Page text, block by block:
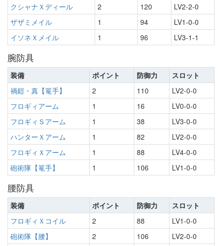
クシャナＸディール
2 120
LV2-2-0
ザザミメイル
1 94
LV1-0-0
イソネＸメイル
1 96 LV3-1-1
腕防具
装備 ポイント 防御力
スロット
禍鎧・真【篭手】
2 110
LV2-0-0
フロギィアーム
1 16
LV0-0-0
フロギィＳアーム
1 38
LV3-0-0
ハンターＸアーム
1 82
LV2-0-0
フロギィＸアーム
1 88
LV4-0-0
砲術隊【篭手】
1 106 LV1-0-0
腰防具
装備 ポイント 防御力
スロット
フロギィＸコイル
2 88
LV1-0-0
砲術隊【腰】
2 106
LV2-0-0